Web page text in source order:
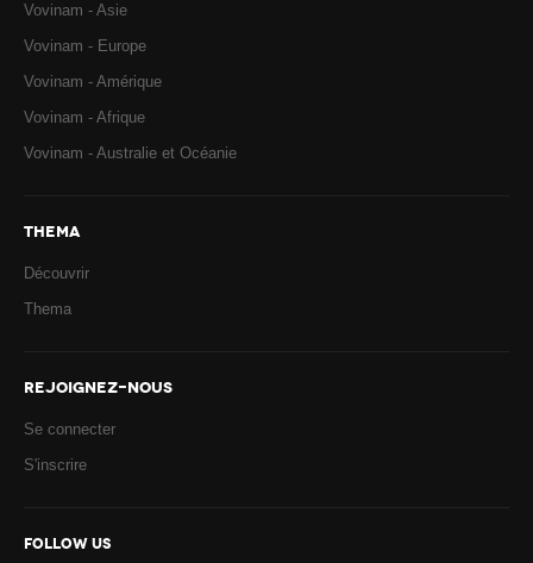
Vovinam - Asie
Vovinam - Europe
Vovinam - Amérique
Vovinam - Afrique
Vovinam - Australie et Océanie
THEMA
Découvrir
Thema
REJOIGNEZ-NOUS
Se connecter
S'inscrire
FOLLOW US